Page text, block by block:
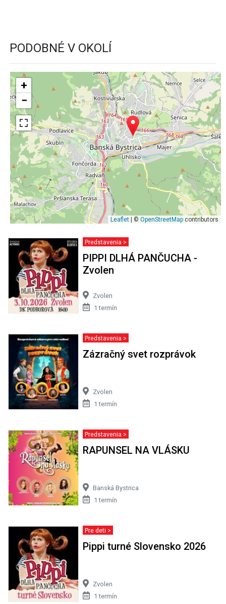
PODOBNÉ V OKOLÍ
+
−
Leaflet | © OpenStreetMap contributors
Predstavenia >
PIPPI DLHÁ PANČUCHA -
Zvolen
Zvolen
1 termín
Predstavenia >
Zázračný svet rozprávok
Zvolen
1 termín
Predstavenia >
RAPUNSEL NA VLÁSKU
Banská Bystrica
1 termín
Pre deti >
Pippi turné Slovensko 2026
Zvolen
1 termín